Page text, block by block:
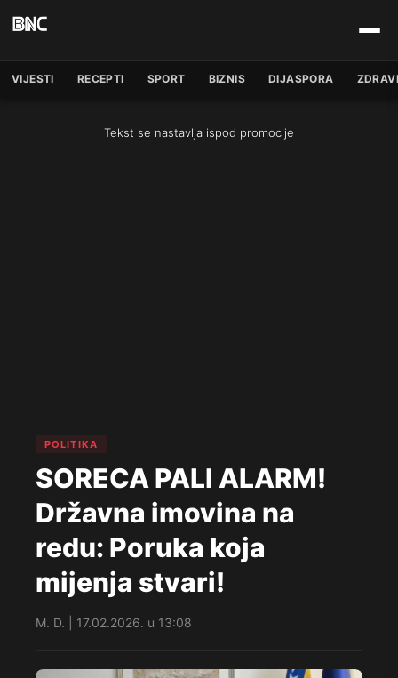
VIJESTI RECEPTI SPORT BIZNIS DIJASPORA
Tekst se nastavlja ispod promocije
POLITIKA
SORECA PALI ALARM!
Državna imovina na
redu: Poruka koja
mijenja stvari!
M. D. | 17.02.2026. u 13:08